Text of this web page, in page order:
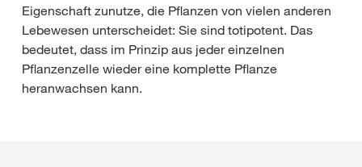
Eigenschaft zunutze, die Pflanzen von vielen anderen
Lebewesen unterscheidet: Sie sind totipotent. Das
bedeutet, dass im Prinzip aus jeder einzelnen
Pflanzenzelle wieder eine komplette Pflanze
heranwachsen kann.